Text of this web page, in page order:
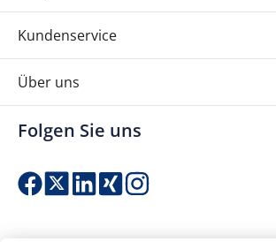
Kundenservice
Über uns
Folgen Sie uns